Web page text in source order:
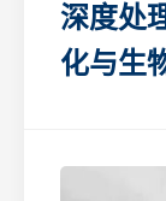
深度处
化与生